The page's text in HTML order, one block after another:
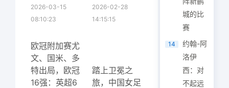
2026-03-15
08:10:23
2026-02-28
14:15:15
欧冠附加赛尤
文、国米、多
特出局，欧冠
16强：英超6
踏上卫冕之
旅，中国女足
城的比
赛
14
约翰-阿
洛伊
西：对
不起远